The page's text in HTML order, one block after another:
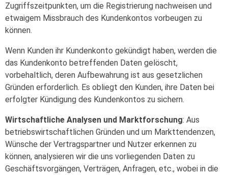
Zugriffszeitpunkten, um die Registrierung nachweisen und
etwaigem Missbrauch des Kundenkontos vorbeugen zu
können.
Wenn Kunden ihr Kundenkonto gekündigt haben, werden die
das Kundenkonto betreffenden Daten gelöscht,
vorbehaltlich, deren Aufbewahrung ist aus gesetzlichen
Gründen erforderlich. Es obliegt den Kunden, ihre Daten bei
erfolgter Kündigung des Kundenkontos zu sichern.
Wirtschaftliche Analysen und Marktforschung: Aus
betriebswirtschaftlichen Gründen und um Markttendenzen,
Wünsche der Vertragspartner und Nutzer erkennen zu
können, analysieren wir die uns vorliegenden Daten zu
Geschäftsvorgängen, Verträgen, Anfragen, etc., wobei in die